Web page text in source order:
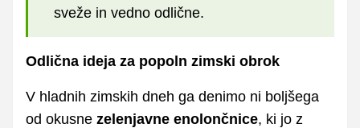
sveže in vedno odlične.
Odlična ideja za popoln zimski obrok
V hladnih zimskih dneh ga denimo ni boljšega
od okusne zelenjavne enolončnice, ki jo z